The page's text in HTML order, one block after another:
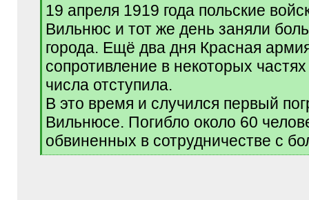
[
q
19 апреля 1919 года польские
Вильнюс и тот же день заняли
города. Ещё два дня Красная
сопротивление в некоторых
числа отступила.
В это время и случился первый
Вильнюсе. Погибло около 60
обвиненных в сотрудничестве с
[